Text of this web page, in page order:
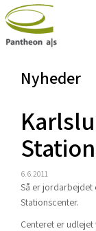
Nyheder
6.6.2011
Så er jordarbejdet
Stationscenter.
Centeret er udlejet